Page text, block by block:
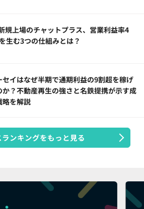
規上場のチャットプラス、営業利益率4
生む3つの仕組みとは？
セイはなぜ半期で通期利益の9割超を稼げ
か？不動産再生の強さと名鉄提携が示す成
略を解説
ランキングをもっと見る